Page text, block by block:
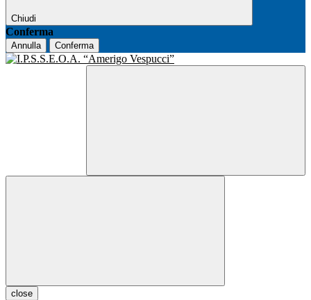
Chiudi
Conferma
Annulla Conferma
close